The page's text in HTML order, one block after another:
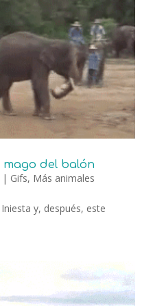
mago del balón
| Gifs, Más animales
y, después, este